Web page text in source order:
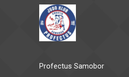
Profectus Samobor